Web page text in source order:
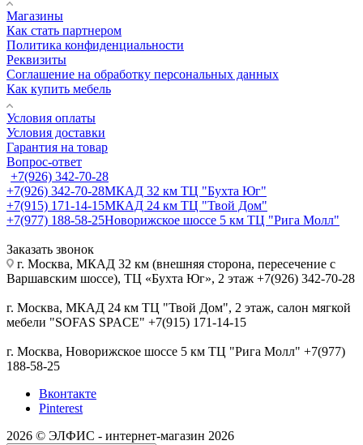
Магазины
Как стать партнером
Политика конфиденциальности
Реквизиты
Соглашение на обработку персональных данных
Как купить мебель
Условия оплаты
Условия доставки
Гарантия на товар
Вопрос-ответ
+7(926) 342-70-28
+7(926) 342-70-28МКАД 32 км ТЦ "Бухта Юг"
+7(915) 171-14-15МКАД 24 км ТЦ "Твой Дом"
+7(977) 188-58-25Новорижское шоссе 5 км ТЦ "Рига Молл"
Заказать звонок
г. Москва, МКАД 32 км (внешняя сторона, пересечение с
Варшавским шоссе), ТЦ «Бухта Юг», 2 этаж +7(926) 342-70-28
г. Москва, МКАД 24 км ТЦ "Твой Дом", 2 этаж, салон мягкой
мебели "SOFAS SPACE" +7(915) 171-14-15
г. Москва, Новорижское шоссе 5 км ТЦ "Рига Молл" +7(977)
188-58-25
Вконтакте
Pinterest
2026 © ЭЛФИС - интернет-магазин 2026